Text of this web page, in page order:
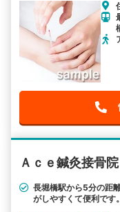
Ａｃｅ鍼灸接骨院
長堀橋駅から5分の距
がしやすくて便利です。